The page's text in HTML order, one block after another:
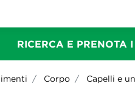
RICERCA E PRENOTA
Corpo Capelli e